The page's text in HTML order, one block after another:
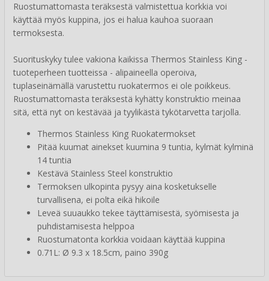
Ruostumattomasta teräksestä valmistettua korkkia voi
käyttää myös kuppina, jos ei halua kauhoa suoraan
termoksesta.
Suorituskyky tulee vakiona kaikissa Thermos Stainless King -
tuoteperheen tuotteissa - alipaineella operoiva,
tuplaseinämällä varustettu ruokatermos ei ole poikkeus.
Ruostumattomasta teräksestä kyhätty konstruktio meinaa
sitä, että nyt on kestävää ja tyylikästä tykötarvetta tarjolla.
Thermos Stainless King Ruokatermokset
Pitää kuumat ainekset kuumina 9 tuntia, kylmät kylminä
14 tuntia
Kestävä Stainless Steel konstruktio
Termoksen ulkopinta pysyy aina kosketukselle
turvallisena, ei polta eikä hikoile
Leveä suuaukko tekee täyttämisestä, syömisesta ja
puhdistamisesta helppoa
Ruostumatonta korkkia voidaan käyttää kuppina
0.71L: Ø 9.3 x 18.5cm, paino 390g